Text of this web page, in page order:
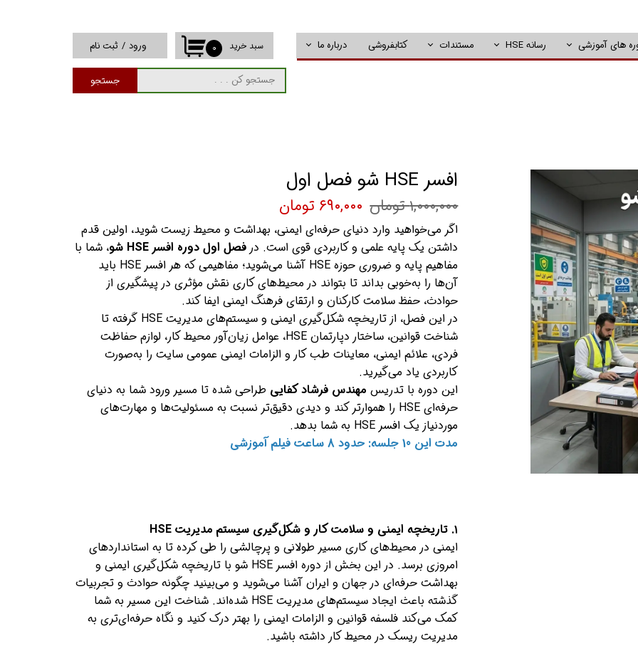
های آموزشی رسانه HSE مستندات کتابفروشی درباره ما
جستجو
۰ سبد خرید ورود / ثبت نام
حساب کاربری من
تغییر گذر واژه
افسر HSE شو فصل اول
۱,۰۰۰,۰۰۰ تومان ۶۹۰,۰۰۰ تومان
اگر می‌خواهید وارد دنیای حرفه‌ای ایمنی، بهداشت و محیط زیست شوید، اولین قدم
داشتن یک پایه علمی و کاربردی قوی است. در فصل اول دوره افسر HSE شو
، شما با
مفاهیم پایه و ضروری حوزه HSE آشنا می‌شوید؛ مفاهیمی که هر افسر HSE باید
آن‌ها را به‌خوبی بداند تا بتواند در محیط‌های کاری نقش مؤثری در پیشگیری از
حوادث، حفظ سلامت کارکنان و ارتقای فرهنگ ایمنی ایفا کند.
در این فصل، از تاریخچه شکل‌گیری ایمنی و سیستم‌های مدیریت HSE گرفته تا
شناخت قوانین، ساختار دپارتمان HSE، عوامل زیان‌آور محیط کار، لوازم حفاظت
فردی، علائم ایمنی، معاینات طب کار و الزامات ایمنی عمومی سایت را به‌صورت
کاربردی یاد می‌گیرید.
این دوره با تدریس مهندس فرشاد کفایی طراحی شده تا مسیر ورود شما به دنیای
حرفه‌ای HSE را هموارتر کند و دیدی دقیق‌تر نسبت به مسئولیت‌ها و مهارت‌های
موردنیاز یک افسر HSE به شما بدهد.
مدت این 10 جلسه: حدود 8 ساعت فیلم آموزشی
۱. تاریخچه ایمنی و سلامت کار و شکل‌گیری سیستم مدیریت HSE
ایمنی در محیط‌های کاری مسیر طولانی و پرچالشی را طی کرده تا به استانداردهای
امروزی برسد. در این بخش از دوره افسر HSE شو با تاریخچه شکل‌گیری ایمنی و
بهداشت حرفه‌ای در جهان و ایران آشنا می‌شوید و می‌بینید چگونه حوادث و تجربیات
گذشته باعث ایجاد سیستم‌های مدیریت HSE شده‌اند. شناخت این مسیر به شما
کمک می‌کند فلسفه قوانین و الزامات ایمنی را بهتر درک کنید و نگاه حرفه‌ای‌تری به
مدیریت ریسک در محیط کار داشته باشید.